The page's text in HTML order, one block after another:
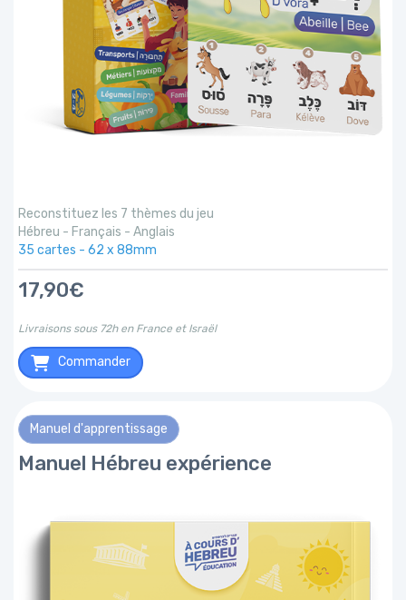
Reconstituez les 7 thèmes du jeu
Hébreu - Français - Anglais
35 cartes - 62 x 88mm
17,90€
Livraisons sous 72h en France et Israël
Commander
Manuel d'apprentissage
Manuel Hébreu expérience